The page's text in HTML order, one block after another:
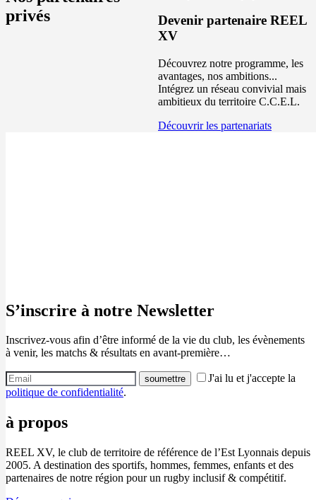
Devenir partenaire REEL
XV
Découvrez notre programme, les
avantages, nos ambitions...
Intégrez un réseau convivial mais
ambitieux du territoire C.C.E.L.
Découvrir les partenariats
privés
S’inscrire à notre Newsletter
Inscrivez-vous afin d’être informé de la vie du club, les évènements
à venir, les matchs & résultats en avant-première…
J'ai lu et j'accepte la
politique de confidentialité.
à propos
REEL XV, le club de territoire de référence de l’Est Lyonnais depuis
2005. A destination des sportifs, hommes, femmes, enfants et des
partenaires de notre région pour un rugby inclusif & compétitif.